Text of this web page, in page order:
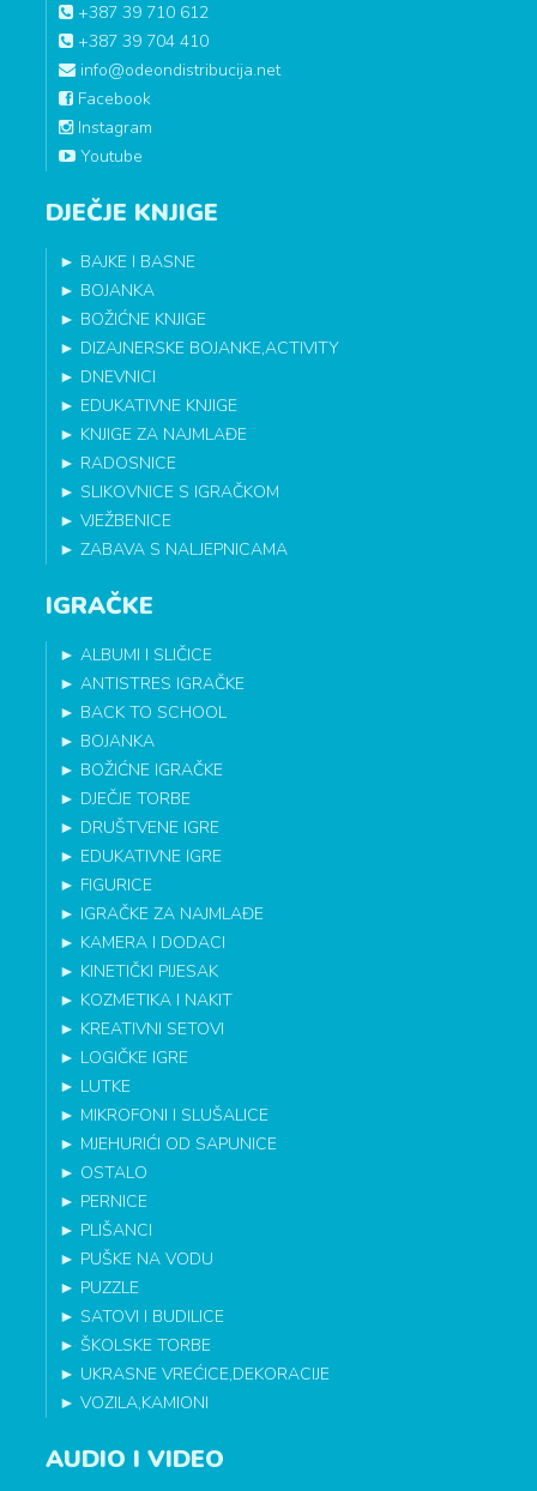
+387 39 710 612
+387 39 704 410
info@odeondistribucija.net
Facebook
Instagram
Youtube
DJEČJE KNJIGE
► BAJKE I BASNE
► BOJANKA
► BOŽIĆNE KNJIGE
► DIZAJNERSKE BOJANKE,ACTIVITY
► DNEVNICI
► EDUKATIVNE KNJIGE
► KNJIGE ZA NAJMLAĐE
► RADOSNICE
►SLIKOVNICE S IGRAČKOM
►VJEŽBENICE
►ZABAVA S NALJEPNICAMA
IGRAČKE
►ALBUMI I SLIČICE
►ANTISTRES IGRAČKE
► BACK TO SCHOOL
► BOJANKA
► BOŽIĆNE IGRAČKE
► DJEČJE TORBE
► DRUŠTVENE IGRE
► EDUKATIVNE IGRE
► FIGURICE
► IGRAČKE ZA NAJMLAĐE
► KAMERA I DODACI
► KINETIČKI PIJESAK
► KOZMETIKA I NAKIT
► KREATIVNI SETOVI
► LOGIČKE IGRE
► LUTKE
► MIKROFONI I SLUŠALICE
► MJEHURIĆI OD SAPUNICE
► OSTALO
► PERNICE
► PLIŠANCI
► PUŠKE NA VODU
► PUZZLE
►SATOVI I BUDILICE
►ŠKOLSKE TORBE
► UKRASNE VREĆICE,DEKORACIJE
►VOZILA,KAMIONI
AUDIO I VIDEO